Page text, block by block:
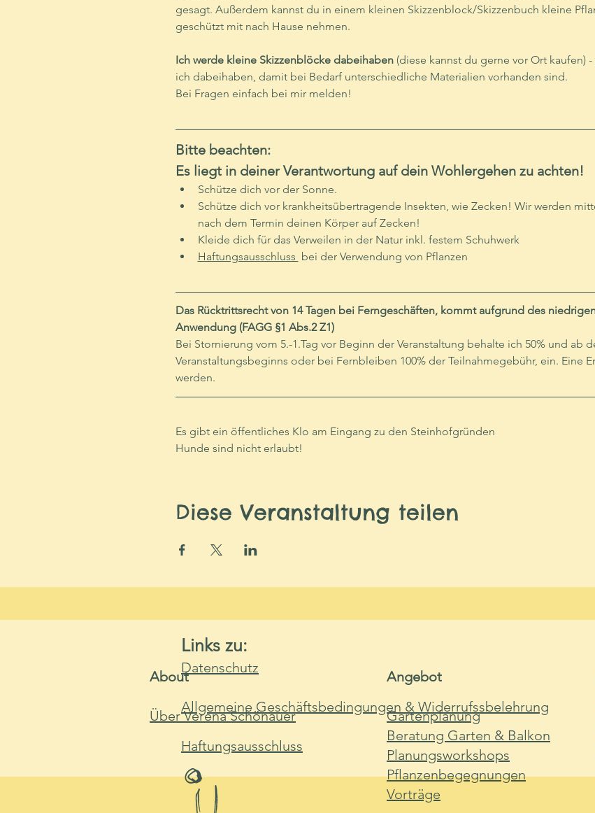
gesagt. Außerdem kannst du in einem kleinen Skizzenblock/Skizzenbuch kleine
geschützt mit nach Hause nehmen.
Ich werde kleine Skizzenblöcke dabeihaben (diese kannst du gerne vor Ort kaufen)
ich dabeihaben, damit bei Bedarf unterschiedliche Materialien vorhanden sind.
Bei Fragen einfach bei mir melden!
Bitte beachten:
Es liegt in deiner Verantwortung auf dein Wohlergehen zu achten!
Schütze dich vor der Sonne.
Schütze dich vor krankheitsübertragende Insekten, wie Zecken! Wir werden
nach dem Termin deinen Körper auf Zecken!
Kleide dich für das Verweilen in der Natur inkl. festem Schuhwerk
Haftungsausschluss bei der Verwendung von Pflanzen
Das Rücktrittsrecht von 14 Tagen bei Ferngeschäften, kommt aufgrund des
Anwendung (FAGG §1 Abs.2 Z1)
Bei Stornierung vom 5.-1.Tag vor Beginn der Veranstaltung behalte ich 50% und ab
Veranstaltungsbeginns oder bei Fernbleiben 100% der Teilnahmegebühr, ein. Eine
werden.
Es gibt ein öffentliches Klo am Eingang zu den Steinhofgründen
Hunde sind nicht erlaubt!
Diese Veranstaltung teilen
Links zu:
Datenschutz
Allgemeine Geschäftsbedingungen & Widerrufssbelehrung
Haftungsausschluss
About
Über Verena Schönauer
Angebot
Gartenplanung
Beratung Garten & Balkon
Planungsworkshops
Pflanzenbegegnungen
Vorträge